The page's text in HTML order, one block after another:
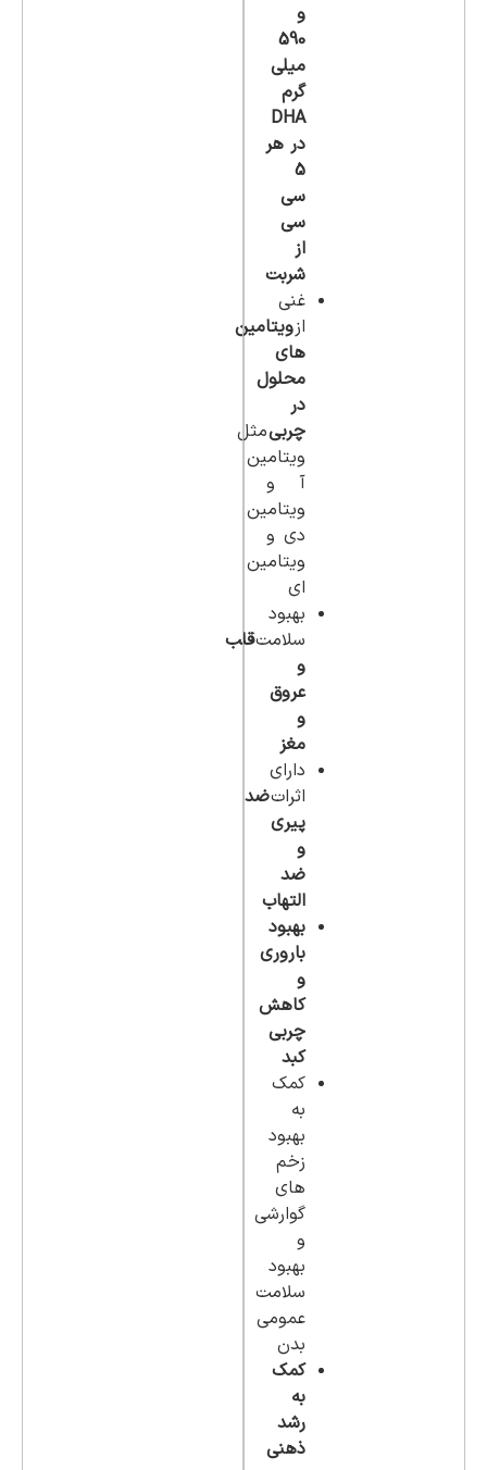
و
590
میلی
گرم
DHA
در هر
5
سی
سی
از
شربت
غنی
ازویتامین
های
محلول
در
چربیمثل
ویتامین
آ و
ویتامین
دی و
ویتامین
ای
بهبود
سلامتقلب
و
عروق
و
مغز
دارای
اثراتضد
پیری
و
ضد
التهاب
بهبود
باروری
و
کاهش
چربی
کبد
کمک
به
بهبود
زخم
های
گوارشی
و
بهبود
سلامت
عمومی
بدن
کمک
به
رشد
ذهنی